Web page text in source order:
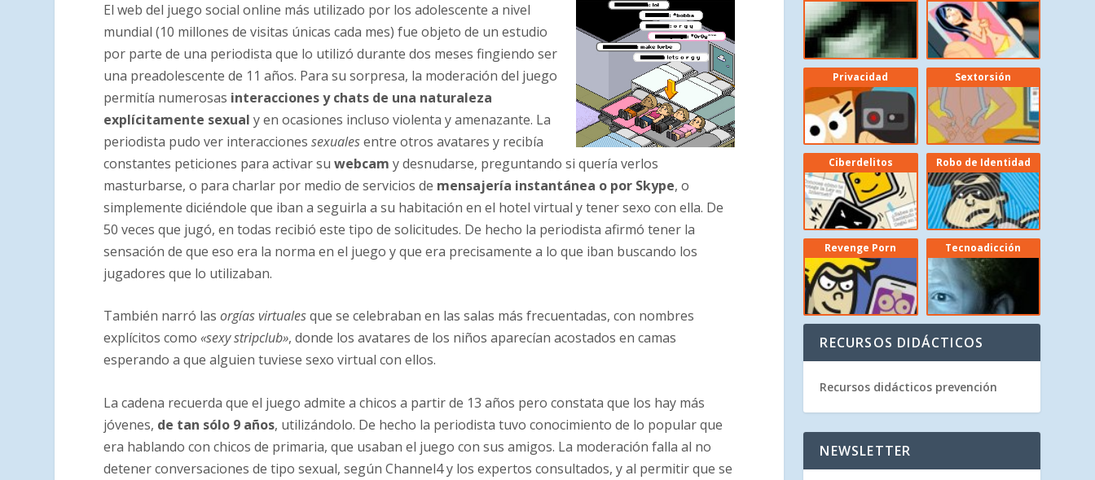
El web del juego social online más utilizado por los adolescente a nivel
mundial (10 millones de visitas únicas cada mes) fue objeto de un estudio
por parte de una periodista que lo utilizó durante dos meses fingiendo ser
una preadolescente de 11 años. Para su sorpresa, la moderación del juego
permitía numerosas interacciones y chats de una naturaleza
explícitamente sexual y en ocasiones incluso violenta y amenazante. La
periodista pudo ver interaccionessexualesentre otros avatares y recibía
constantes peticiones para activar suwebcam y desnudarse, preguntando si quería verlos
masturbarse, o para charlar por medio de servicios de mensajería instantánea o por Skype, o
simplemente diciéndole que iban a seguirla a su habitación en el hotel virtual y tener sexo con ella. De
50 veces que jugó, en todas recibió este tipo de solicitudes. De hecho la periodista afirmó tener la
sensación de que eso era la norma en el juego y que era precisamente a lo que iban buscando los
jugadores que lo utilizaban.
También narró lasorgías virtualesque se celebraban en las salas más frecuentadas, con nombres
explícitos como«sexy stripclub», donde los avatares de los niños aparecían acostados en camas
esperando a que alguien tuviese sexo virtual con ellos.
La cadena recuerda que el juego admite a chicos a partir de 13 años pero constata que los hay más
jóvenes, de tan sólo 9 años, utilizándolo. De hecho la periodista tuvo conocimiento de lo popular que
era hablando con chicos de primaria, que usaban el juego con sus amigos. La moderación falla al no
detener conversaciones de tipo sexual, según Channel4 y los expertos consultados, y al permitir que se
Privacidad Sextorsión
Ciberdelitos Robo de Identidad
Revenge Porn Tecnoadicción
RECURSOS DIDÁCTICOS
Recursos didácticos prevención
NEWSLETTER